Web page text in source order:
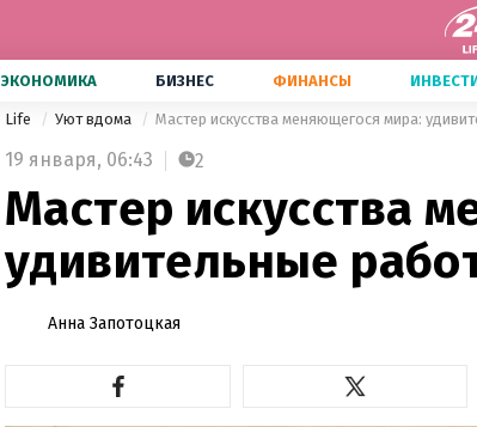
ЭКОНОМИКА БИЗНЕС ФИНАНСЫ
Life Уют вдома Мастер искусства меняющегося мира:
19 января, 06:43 2
Мастер искусства
удивительные
Анна Запотоцкая